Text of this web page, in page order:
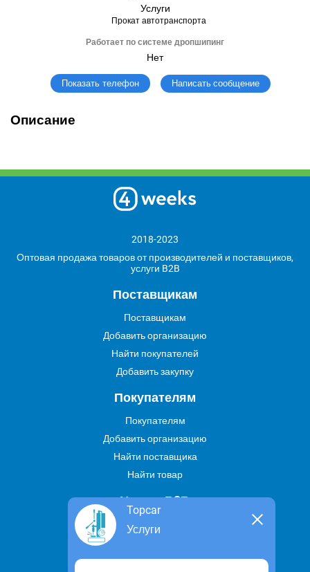
Услуги
Прокат автотранспорта
Работает по системе дропшипинг
Нет
Показать телефон Написать сообщение
Описание
Topcar
Услуги
2018-2023
Оптовая продажа товаров от производителей и поставщиков,
услуги B2B
Поставщикам
Поставщикам
Добавить организацию
Найти покупателей
Добавить закупку
Покупателям
Покупателям
Добавить организацию
Найти поставщика
Найти товар
Услуги В2В
Найти услугу
Предложить свою услугу
Дропшиппинг